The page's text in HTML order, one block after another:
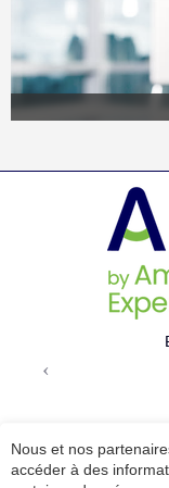
Notre cabinet
Nous et nos
accéder à des